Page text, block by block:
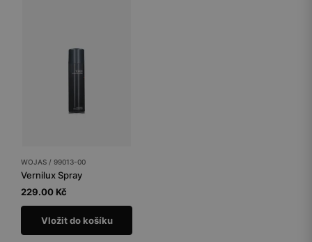
WOJAS / 99013-00
Vernilux Spray
229.00 Kč
Vložit do košíku